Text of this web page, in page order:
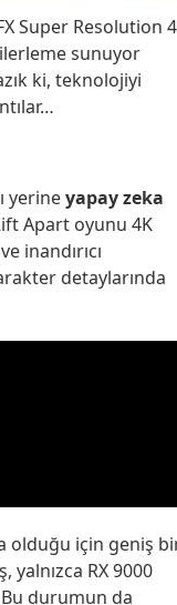
Super Resolution 4
sunuyor
ki, teknolojiyi
yerineyapay zeka
Apart oyunu 4K
inandırıcı
detaylarında
olduğu için geniş
yalnızca RX 9000
Bu durumun da